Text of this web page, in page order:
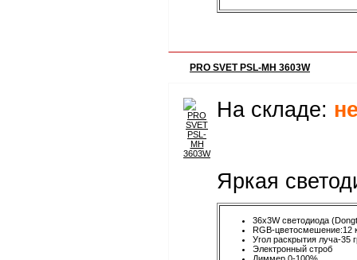
PRO SVET PSL-MH 3603W
На складе:
Яркая
36x3W светодиода
RGB-цветосмешение:12
Угол раскрытия луча-35
Электронный строб